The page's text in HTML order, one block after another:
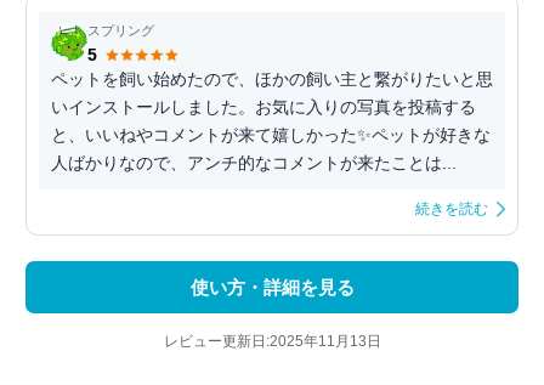
スプリング
5
ペットを飼い始めたので、ほかの飼い主と繋がりたいと思
いインストールしました。お気に入りの写真を投稿する
と、いいねやコメントが来て嬉しかった✨ペットが好きな
人ばかりなので、アンチ的なコメントが来たことは...
続きを読む
使い方・詳細を見る
レビュー更新日:2025年11月13日